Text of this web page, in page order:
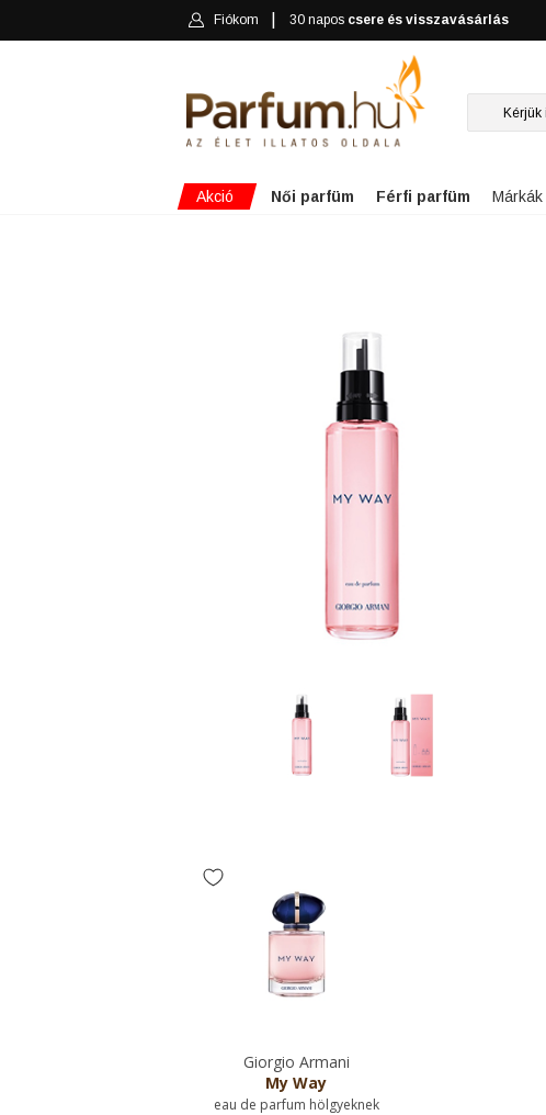
Fiókom 30 napos csere és visszavásárlás
Akció Női parfüm Férfi parfüm Márkák
Giorgio Armani
My Way
eau de parfum hölgyeknek